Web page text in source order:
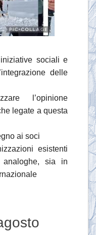
sociali e
delle
l’opinione
legate a questa
ai soci
esistenti
analoghe, sia in